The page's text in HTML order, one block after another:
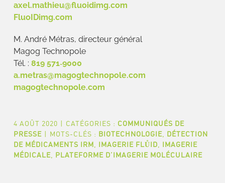
axel.mathieu@fluoidimg.com
FluoIDimg.com
M. André Métras, directeur général
Magog Technopole
Tél. : 819 571‐9000
a.metras@magogtechnopole.com
magogtechnopole.com
4 AOÛT 2020 | CATÉGORIES : COMMUNIQUÉS DE
PRESSE | MOTS-CLÉS : BIOTECHNOLOGIE, DÉTECTION
DE MÉDICAMENTS IRM
IMAGERIE FLŮID
IMAGERIE
MÉDICALE, PLATEFORME D’IMAGERIE MOLÉCULAIRE